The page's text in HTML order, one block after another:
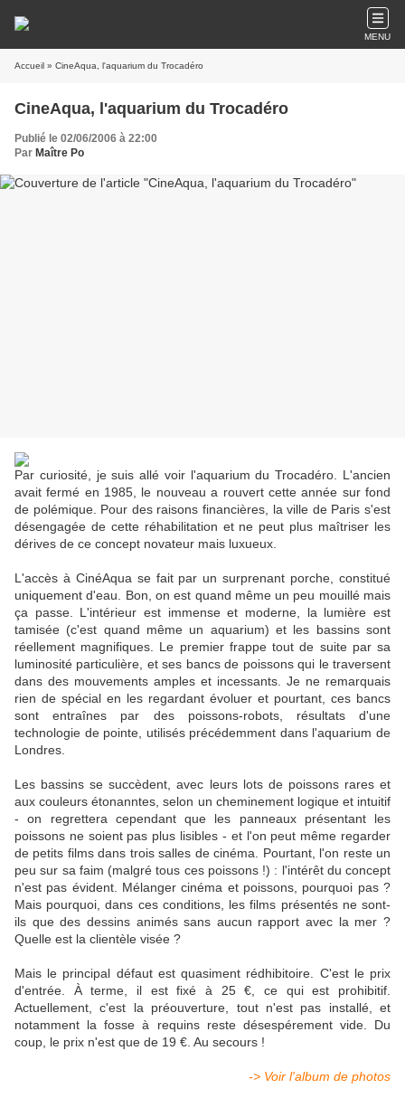
MENU
Accueil » CineAqua, l'aquarium du Trocadéro
CineAqua, l'aquarium du Trocadéro
Publié le 02/06/2006 à 22:00
Par Maître Po
Par curiosité, je suis allé voir l'aquarium du Trocadéro. L'ancien
avait fermé en 1985, le nouveau a rouvert cette année sur fond
de polémique. Pour des raisons financières, la ville de Paris s'est
désengagée de cette réhabilitation et ne peut plus maîtriser les
dérives de ce concept novateur mais luxueux.
L'accès à CinéAqua se fait par un surprenant porche, constitué
uniquement d'eau. Bon, on est quand même un peu mouillé mais
ça passe. L'intérieur est immense et moderne, la lumière est
tamisée (c'est quand même un aquarium) et les bassins sont
réellement magnifiques. Le premier frappe tout de suite par sa
luminosité particulière, et ses bancs de poissons qui le traversent
dans des mouvements amples et incessants. Je ne remarquais
rien de spécial en les regardant évoluer et pourtant, ces bancs
sont entraînes par des poissons-robots, résultats d'une
technologie de pointe, utilisés précédemment dans l'aquarium de
Londres.
Les bassins se succèdent, avec leurs lots de poissons rares et
aux couleurs étonanntes, selon un cheminement logique et intuitif
- on regrettera cependant que les panneaux présentant les
poissons ne soient pas plus lisibles - et l'on peut même regarder
de petits films dans trois salles de cinéma. Pourtant, l'on reste un
peu sur sa faim (malgré tous ces poissons !) : l'intérêt du concept
n'est pas évident. Mélanger cinéma et poissons, pourquoi pas ?
Mais pourquoi, dans ces conditions, les films présentés ne sont-
ils que des dessins animés sans aucun rapport avec la mer ?
Quelle est la clientèle visée ?
Mais le principal défaut est quasiment rédhibitoire. C'est le prix
d'entrée. À terme, il est fixé à 25 €, ce qui est prohibitif.
Actuellement, c'est la préouverture, tout n'est pas installé, et
notamment la fosse à requins reste désespérement vide. Du
coup, le prix n'est que de 19 €. Au secours !
-> Voir l'album de photos